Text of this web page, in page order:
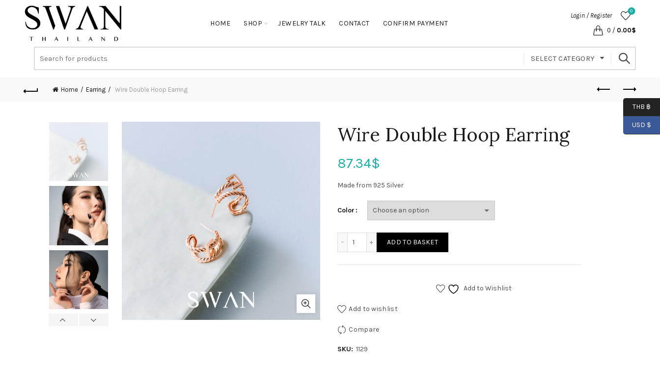
HOME SHOP JEWELRY TALK CONTACT CONFIRM PAYMENT
Login / Register
0
0 / 0.00$
SELECT CATEGORY
Home Earring Wire Double Hoop Earring
Wire Double Hoop Earring
87.34$
Made from 925 Silver
Color
ADD TO BASKET
Add to Wishlist
Add to wishlist
Compare
SKU: 1129
THB ฿
USD $